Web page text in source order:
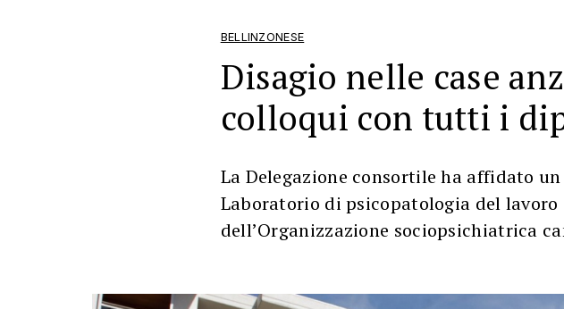
BELLINZONESE
Disagio nelle case
colloqui con tutti i
La Delegazione consortile ha affidato
Laboratorio di psicopatologia del lavoro
dell’Organizzazione sociopsichiatrica